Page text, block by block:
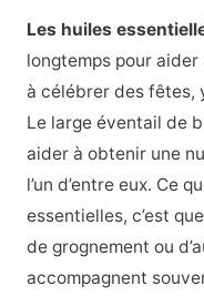
Les huiles
longtemps pour
à célébrer des fêtes,
Le large éventail de
aider à obtenir une
l’un d’entre eux. Ce
essentielles, c’est
de grognement ou
accompagnent